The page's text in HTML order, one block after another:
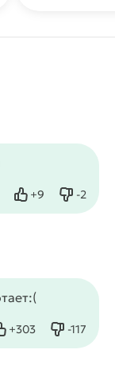
+9
Нравится -2
Не
+303
Нравится -117
Не